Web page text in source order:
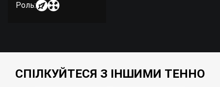
Роль:
СПІЛКУЙТЕСЯ З ІНШИМИ ТЕННО